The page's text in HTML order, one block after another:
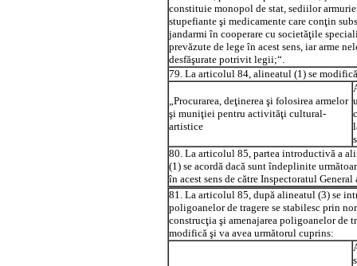
constituie monopol de stat, sediilor
stupefiante şi medicamente care conţin
jandarmi în cooperare cu societăţile
prevăzute de lege în acest sens, iar arme
desfăşurate potrivit legii;“.
79. La articolul 84, alineatul (1) se
„Procurarea, deţinerea şi folosirea armelor
şi muniţiei pentru activităţi cultural-
artistice
80. La articolul 85, partea introductivă a
(1) se acordă dacă sunt îndeplinite
în acest sens de către Inspectoratul
81. La articolul 85, după alineatul (3) se
poligoanelor de tragere se stabilesc prin
construcţia şi amenajarea poligoanelor de
modifică şi va avea următorul cuprins: